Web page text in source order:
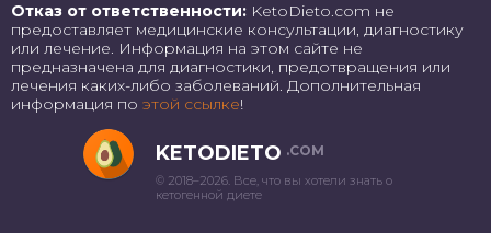
Отказ от ответственности: KetoDieto.com не
предоставляет медицинские консультации, диагностику
или лечение. Информация на этом сайте не
предназначена для диагностики, предотвращения или
лечения каких-либо заболеваний. Дополнительная
информация по этой ссылке!
KETODIETO .COM
© 2018–2026. Все, что вы хотели знать о
кетогенной диете